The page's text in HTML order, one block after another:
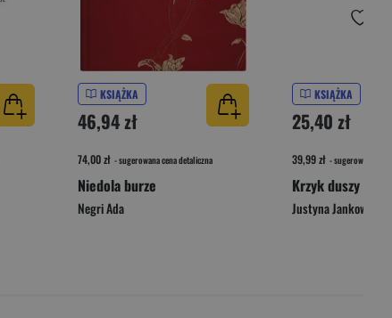
KSIĄŻKA
46,94 zł
74,00 zł - sugerowana cena detaliczna
Niedola burze
Negri Ada
KSIĄŻKA
25,40 zł
39,99 zł - sugerowana
Krzyk duszy
Justyna Jankowska-